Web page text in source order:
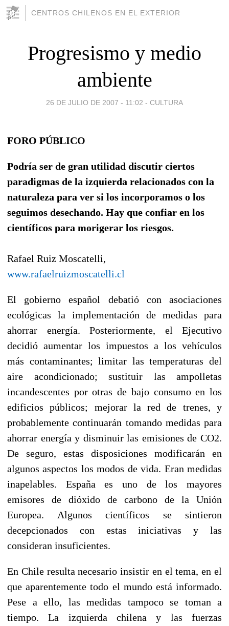
CENTROS CHILENOS EN EL EXTERIOR
Progresismo y medio
ambiente
26 DE JULIO DE 2007 - 11:02 - CULTURA
FORO PÚBLICO
Podría ser de gran utilidad discutir ciertos
paradigmas de la izquierda relacionados con la
naturaleza para ver si los incorporamos o los
seguimos desechando. Hay que confiar en los
científicos para morigerar los riesgos.
Rafael Ruiz Moscatelli,
www.rafaelruizmoscatelli.cl
El gobierno español debatió con asociaciones
ecológicas la implementación de medidas para
ahorrar energía. Posteriormente, el Ejecutivo
decidió aumentar los impuestos a los vehículos
más contaminantes; limitar las temperaturas del
aire acondicionado; sustituir las ampolletas
incandescentes por otras de bajo consumo en los
edificios públicos; mejorar la red de trenes, y
probablemente continuarán tomando medidas para
ahorrar energía y disminuir las emisiones de CO2.
De seguro, estas disposiciones modificarán en
algunos aspectos los modos de vida. Eran medidas
inapelables. España es uno de los mayores
emisores de dióxido de carbono de la Unión
Europea. Algunos científicos se sintieron
decepcionados con estas iniciativas y las
consideran insuficientes.
En Chile resulta necesario insistir en el tema, en el
que aparentemente todo el mundo está informado.
Pese a ello, las medidas tampoco se toman a
tiempo. La izquierda chilena y las fuerzas